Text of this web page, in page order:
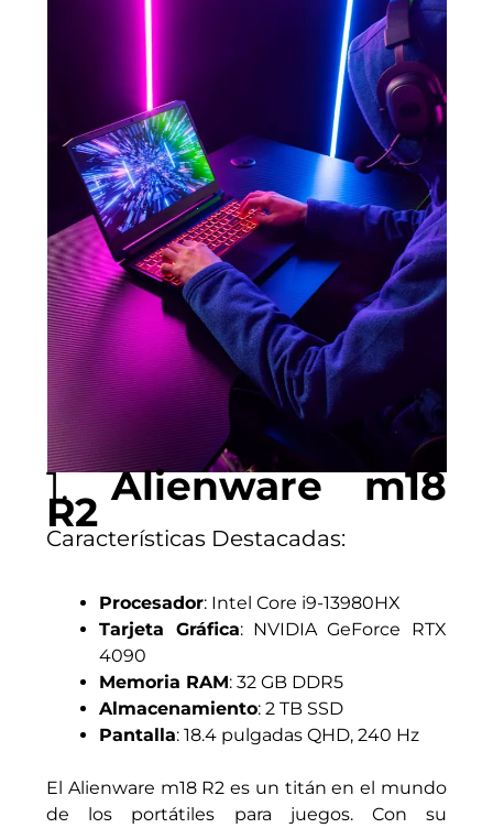
1.Alienware m18
R2
Características Destacadas:
Procesador: Intel Core i9-13980HX
Tarjeta Gráfica: NVIDIA GeForce RTX
4090
Memoria RAM: 32 GB DDR5
Almacenamiento: 2 TB SSD
Pantalla: 18.4 pulgadas QHD, 240 Hz
El Alienware m18 R2 es un titán en el mundo
de los portátiles para juegos. Con su